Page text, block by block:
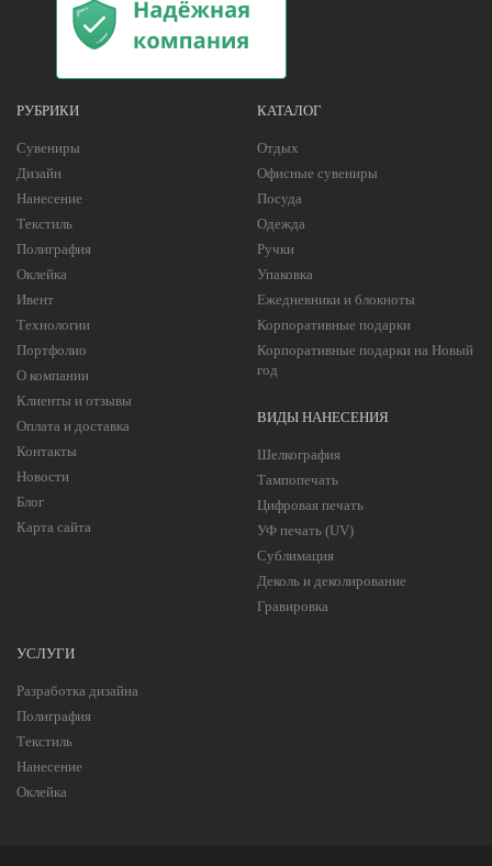
РУБРИКИ
Сувениры
Дизайн
Нанесение
Текстиль
Полиграфия
Оклейка
Ивент
Технологии
Портфолио
О компании
Клиенты и отзывы
Оплата и доставка
Контакты
Новости
Блог
Карта сайта
КАТАЛОГ
Отдых
Офисные сувениры
Посуда
Одежда
Ручки
Упаковка
Ежедневники и блокноты
Корпоративные подарки
Корпоративные подарки на Новый
год
ВИДЫ НАНЕСЕНИЯ
Шелкография
Тампопечать
Цифровая печать
УФ печать (UV)
Сублимация
Деколь и деколирование
Гравировка
УСЛУГИ
Разработка дизайна
Полиграфия
Текстиль
Нанесение
Оклейка